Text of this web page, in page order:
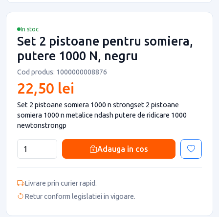
In stoc
Set 2 pistoane pentru somiera,
putere 1000 N, negru
Cod produs: 1000000008876
22,50 lei
Set 2 pistoane somiera 1000 n strongset 2 pistoane
somiera 1000 n metalice ndash putere de ridicare 1000
newtonstrongp
Adauga in cos
Livrare prin curier rapid.
Retur conform legislatiei in vigoare.